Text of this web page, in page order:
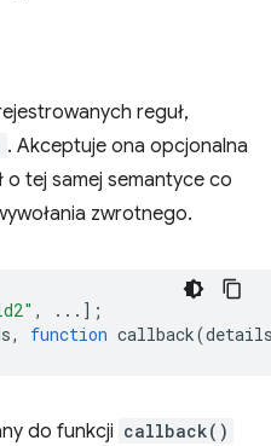
reguł,
. Akceptuje ona opcjonalna
tej samej semantyce co
zwrotnego.
,
...];
, function callback(
do funkcji callback()